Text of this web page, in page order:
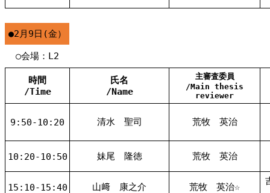
●2月9日(金）
○会場：L2
時間
/Time
氏名
/Name
主審査委員
/Main thesis
reviewer
9:50-10:20 清水 聖司 荒牧 英治
10:20-10:50 妹尾 隆徳 荒牧 英治
15:10-15:40 山﨑 康之介 荒牧 英治☆